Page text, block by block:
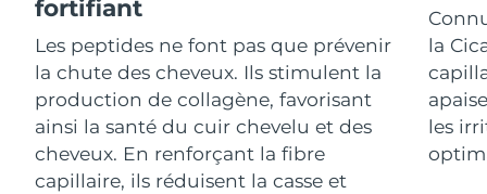
fortifiant
Les peptides ne font pas que prévenir
la chute des cheveux. Ils stimulent la
production de collagène, favorisant
ainsi la santé du cuir chevelu et des
cheveux. En renforçant la fibre
capillaire, ils réduisent la casse et
la
les
R.A.S. chinoise de
Macao
Livraison estimée
Malaisie Livraison estimée 8/13/26
Malte Livraison estimée